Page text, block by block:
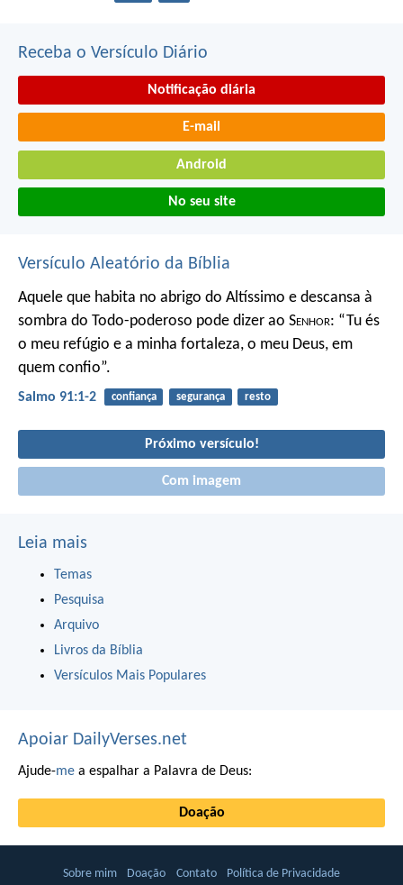
Receba o Versículo Diário
Notificação diária
E-mail
Android
No seu site
Versículo Aleatório da Bíblia
Aquele que habita no abrigo do Altíssimo e descansa à
sombra do Todo-poderoso pode dizer ao Senhor: “Tu és
o meu refúgio e a minha fortaleza, o meu Deus, em
quem confio”.
Salmo 91:1-2 confiança segurança resto
Próximo versículo!
Com imagem
Leia mais
Temas
Pesquisa
Arquivo
Livros da Bíblia
Versículos Mais Populares
Apoiar DailyVerses.net
Ajude-me a espalhar a Palavra de Deus:
Doação
Sobre mim Doação Contato Política de Privacidade